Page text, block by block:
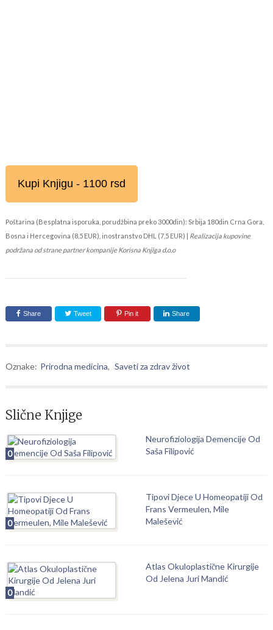
Kupi Knjigu - 1100 rsd
Poštarina (Besplatna isporuka, porudžbina preko 3000din): Srbija 180din Crna Gora,
Bosna i Hercegovina (8,5 EUR), inostranstvo DHL (7,5 EUR) | Realizacija kupovine
podržana od strane partner kompanije Korisna Knjiga d.o.o
Share Tweet Pin it Share
Oznake: Prirodna medicina, Saveti za zdrav život
Slične Knjige
0
Neurofiziologija Demencije Od
Saša Filipović
0
Tipovi Djece U Homeopatiji Od
Frans Vermeulen, Mile
Malešević
0
Atlas Okuloplastične Kirurgije
Od Jelena Juri Mandić